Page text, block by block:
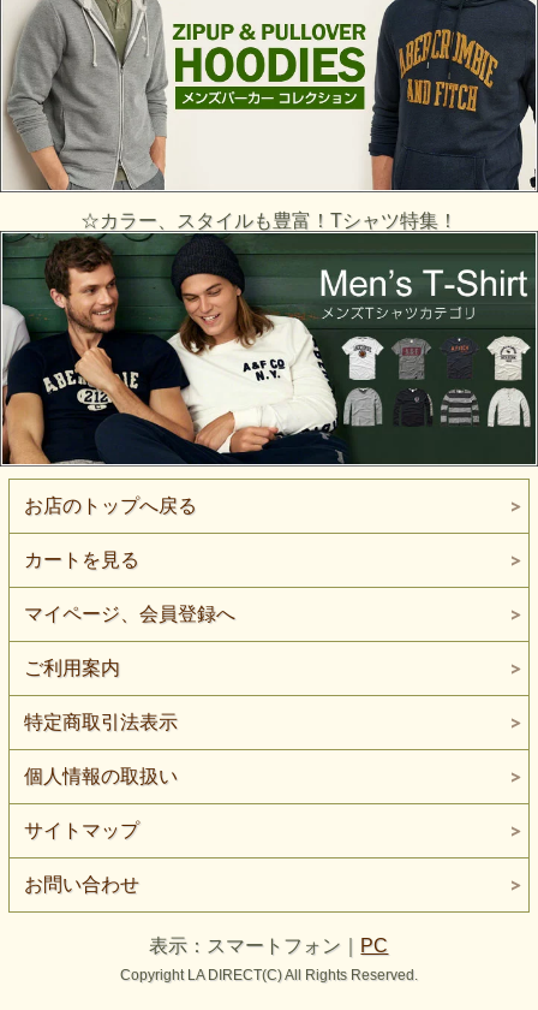
☆カラー、スタイルも豊富！Tシャツ特集！
お店のトップへ戻る
カートを見る
マイページ、会員登録へ
ご利用案内
特定商取引法表示
個人情報の取扱い
サイトマップ
お問い合わせ
表示：スマートフォン｜ PC
Copyright LA DIRECT(C) All Rights Reserved.